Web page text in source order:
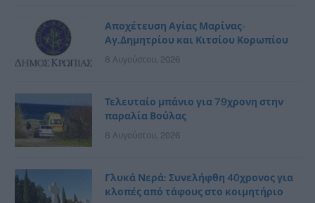
Αποχέτευση Αγίας Μαρίνας-
Αγ.Δημητρίου και Κιτσίου Κορωπίου
8 Αυγούστου, 2026
Τελευταίο μπάνιο για 79χρονη στην
παραλία Βούλας
8 Αυγούστου, 2026
Γλυκά Νερά: Συνελήφθη 40χρονος για
κλοπές από τάφους στο κοιμητήριο